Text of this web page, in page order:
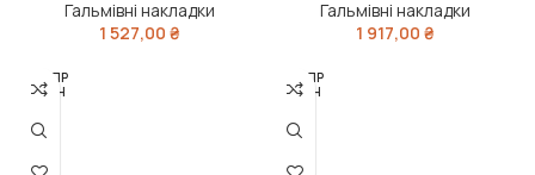
SAF (RIDER)
Гальмівні накладки
1 527,00 ₴
(RIDER)
Гальмівні накладки
1 917,00 ₴
РОЗПР
ОДАН
РОЗПР
ОДАН